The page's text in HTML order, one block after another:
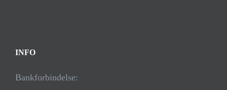
INFO
Bankforbindelse: